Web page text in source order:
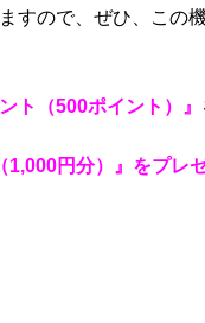
すので、ぜひ、この
ト（500ポイント）』
円分）』をプレ